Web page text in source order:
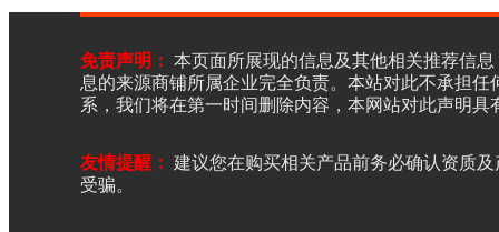
免责声明： 本页面所展现的信息及其他相关推荐信
息的来源商铺所属企业完全负责。本站对此不承担
系，我们将在第一时间删除内容，本网站对此声明具
友情提醒： 建议您在购买相关产品前务必确认资质
受骗。